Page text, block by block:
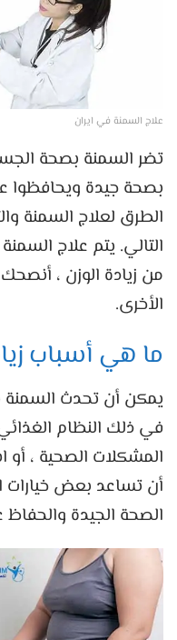
علاج السمنة في ايران
تضر السمنة بصحة
بصحة جيدة ويحافظوا
الطرق لعلاج السمنة
التالي. يتم علاج
من زيادة الوزن ،
الأخرى.
ما هي أسباب
يمكن أن تحدث السمنة
في ذلك النظام الغذائي
المشكلات الصحية ،
أن تساعد بعض
الصحة الجيدة والحفاظ